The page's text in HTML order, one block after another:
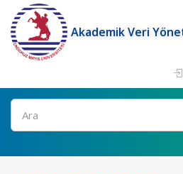
Akademik Veri
Ara